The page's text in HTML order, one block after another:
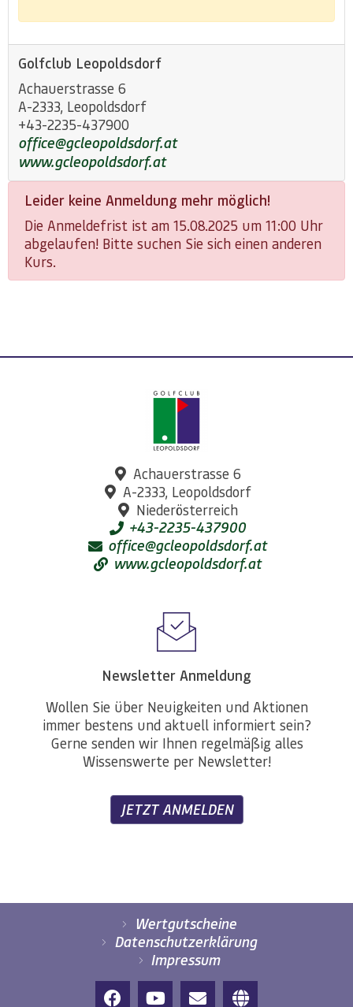
Golfclub Leopoldsdorf
Achauerstrasse 6
A-2333, Leopoldsdorf
+43-2235-437900
office@gcleopoldsdorf.at
www.gcleopoldsdorf.at
Leider keine Anmeldung mehr möglich!
Die Anmeldefrist ist am 15.08.2025 um 11:00 Uhr
abgelaufen! Bitte suchen Sie sich einen anderen
Kurs.
Achauerstrasse 6
A-2333, Leopoldsdorf
Niederösterreich
+43-2235-437900
office@gcleopoldsdorf.at
www.gcleopoldsdorf.at
Newsletter Anmeldung
Wollen Sie über Neuigkeiten und Aktionen
immer bestens und aktuell informiert sein?
Gerne senden wir Ihnen regelmäßig alles
Wissenswerte per Newsletter!
JETZT ANMELDEN
Wertgutscheine
Datenschutzerklärung
Impressum